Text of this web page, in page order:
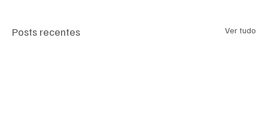
Posts recentes Ver tudo